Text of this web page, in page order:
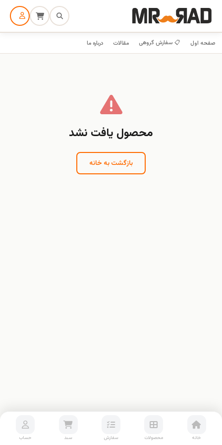
صفحه اول 📋 سفارش گروهی مقالات درباره ما
محصول یافت نشد
بازگشت به خانه
خانه محصولات سفارش سبد حساب